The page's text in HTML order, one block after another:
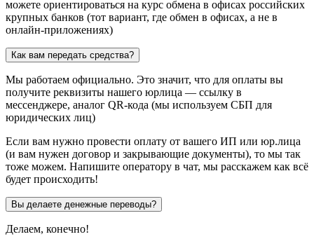
можете ориентироваться на курс обмена в офисах российских
крупных банков (тот вариант, где обмен в офисах, а не в
онлайн-приложениях)
Как вам передать средства?
Мы работаем официально. Это значит, что для оплаты вы
получите реквизиты нашего юрлица — ссылку в
мессенджере, аналог QR-кода (мы используем СБП для
юридических лиц)
Если вам нужно провести оплату от вашего ИП или юр.лица
(и вам нужен договор и закрывающие документы), то мы так
тоже можем. Напишите оператору в чат, мы расскажем как всё
будет происходить!
Вы делаете денежные переводы?
Делаем, конечно!